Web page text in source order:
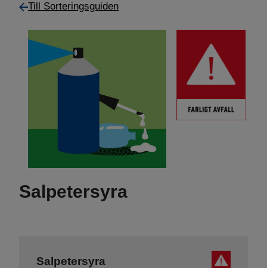
Till Sorteringsguiden
Salpetersyra
Salpetersyra